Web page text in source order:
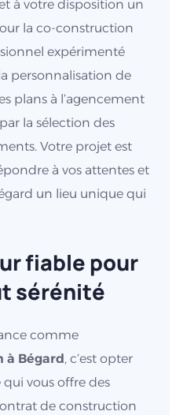
à votre disposition un
la co-construction
expérimenté
personnalisation de
plans à l’agencement
la sélection des
Votre projet est
à vos attentes et
un lieu unique qui
fiable pour
sérénité
comme
Bégard , c’est opter
vous offre des
de construction